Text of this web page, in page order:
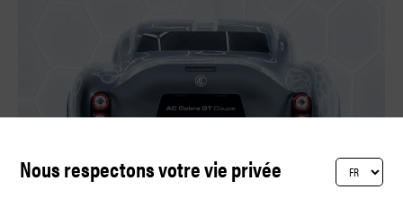
Nous respectons votre vie privée